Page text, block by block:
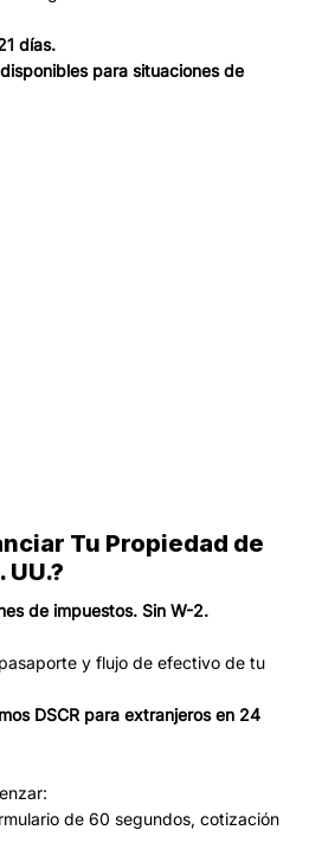
días.
para situaciones de
Tu Propiedad de
UU.?
de impuestos. Sin W-2.
y flujo de efectivo de tu
DSCR para extranjeros en 24
de 60 segundos, cotización